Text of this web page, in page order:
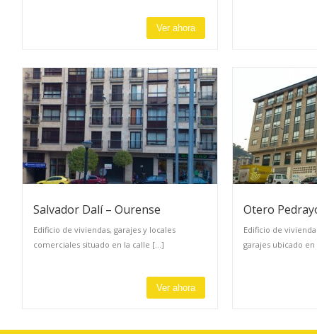
Ver ahora
Salvador Dalí – Ourense
Edificio de viviendas, garajes y locales
comerciales situado en la calle [...]
Ver ahora
Otero
Edificio de
garajes ubicado